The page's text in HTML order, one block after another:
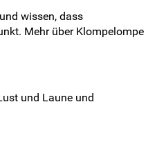
wissen, dass
Mehr über Klompelompe
und Laune und